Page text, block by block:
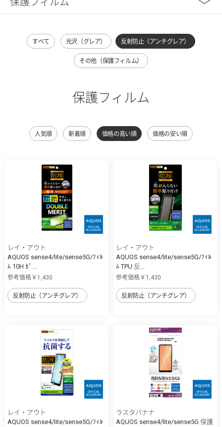
すべて 光沢（グレア） 反射防止（アンチグレア）
その他（保護フィルム）
保護フィルム
人気順 新着順 価格の高い順 価格の安い順
レイ・アウト
AQUOS sense4/lite/sense5G/ﾌｨﾙ
ﾑ 10H ｶﾞ...
参考価格￥1,430
反射防止（アンチグレア）
レイ・アウト
AQUOS sense4/lite/sense5G/ﾌｨﾙ
ﾑ TPU 反...
参考価格￥1,430
反射防止（アンチグレア）
レイ・アウト
AQUOS sense4/lite/sense5G/ﾌｨﾙ
ラスタバナナ
AQUOS sense4/lite/sense5G 保護